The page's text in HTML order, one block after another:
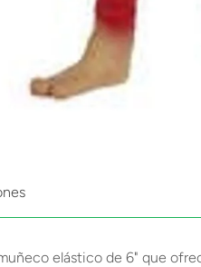
elástico de 6" que